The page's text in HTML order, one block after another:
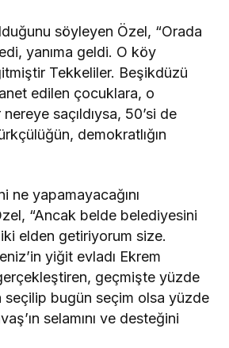
söyleyen Özel, “Orada
yanıma geldi. O köy
Tekkeliler. Beşikdüzü
edilen çocuklara, o
saçıldıysa, 50’si de
demokratlığın
ne yapamayacağını
“Ancak belde belediyesini
elden getiriyorum size.
yiğit evladı Ekrem
geçmişte yüzde
bugün seçim olsa yüzde
selamını ve desteğini